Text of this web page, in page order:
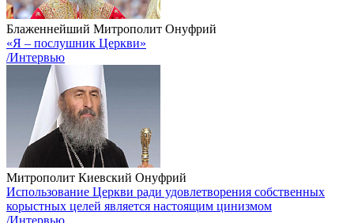
Блаженнейший Митрополит Онуфрий
«Я – послушник Церкви»
/Интервью
Митрополит Киевский Онуфрий
Использование Церкви ради удовлетворения собственных
корыстных целей является настоящим цинизмом
/Интервью